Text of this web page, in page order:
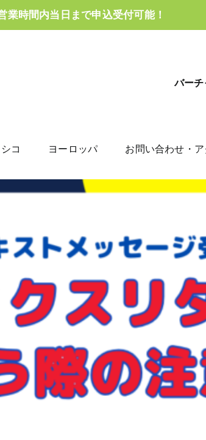
業時間内当日まで申込受付可能！
バーチ
コ ヨーロッパ お問い合わせ・